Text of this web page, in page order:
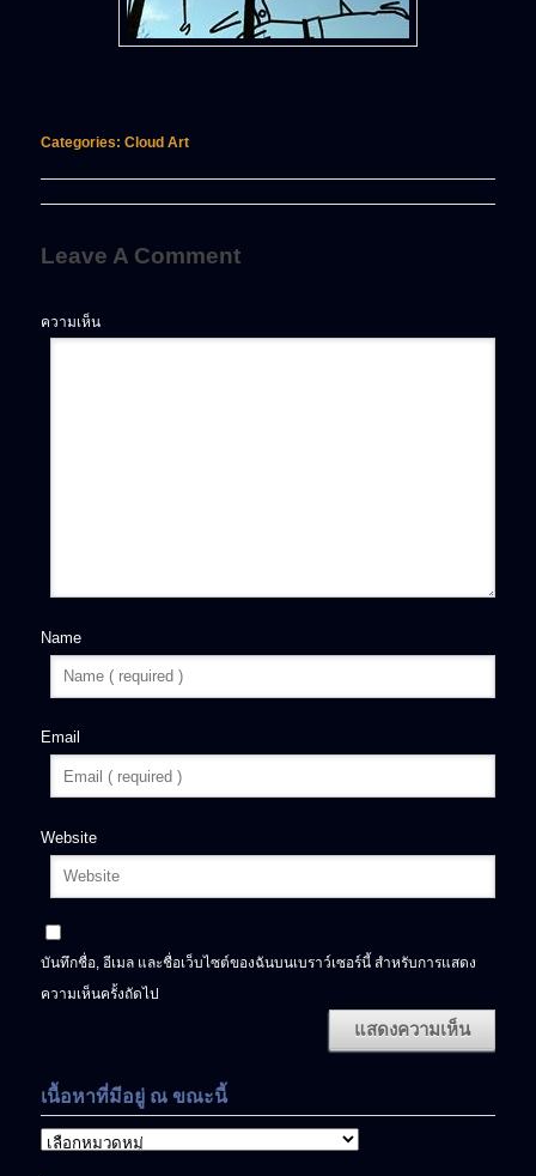
Categories: Cloud Art
Leave A Comment
ความเห็น
Name
Email
Website
บันทึกชื่อ, อีเมล และชื่อเว็บไซต์ของฉันบนเบราว์เซอร์นี้ สำหรับการแสดง
ความเห็นครั้งถัดไป
เนื้อหาที่มีอยู่ ณ ขณะนี้
เนื้อหา